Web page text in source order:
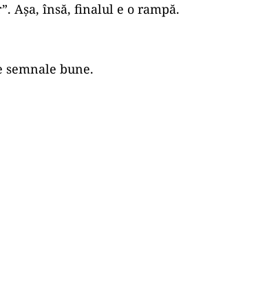
Așa, însă, finalul e o rampă.
semnale bune.